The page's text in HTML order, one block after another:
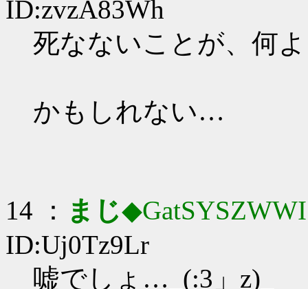
ID:zvzA83Wh
死なないことが、何
かもしれない…
14 ： まじ◆GatSYSZWWI
ID:Uj0Tz9Lr
嘘でしょ…_(:3」z)_